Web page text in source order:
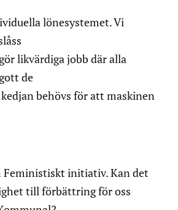
lönesystemet. Vi
likvärdiga jobb där alla
de
kedjan behövs för att maskinen
Feministiskt initiativ. Kan det
till förbättring för oss